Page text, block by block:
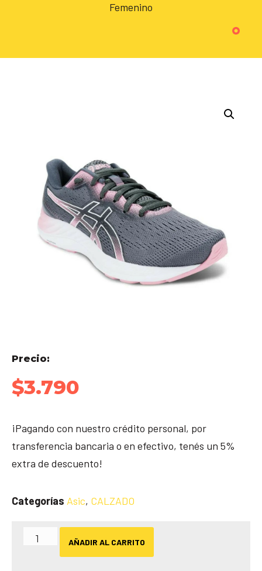
Femenino
Precio:
$3.790
¡Pagando con nuestro crédito personal, por
transferencia bancaria o en efectivo, tenés un 5%
extra de descuento!
Categorías Asic, CALZADO
AÑADIR AL CARRITO